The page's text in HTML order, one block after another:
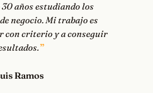
30 años estudiando los
negocio. Mi trabajo es
con criterio y a conseguir
Ramos